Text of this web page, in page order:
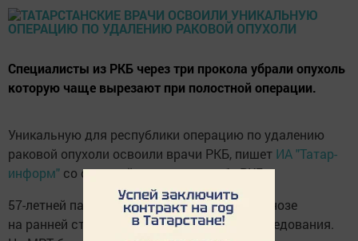
Специалисты из РКБ через три прокола убрали опухоль
которую чаще вырезают при полостной операции.
Уникальную для республики операцию по удалению
раковой опухоли освоили врачи РКБ, пишет ИА "Татар-
информ" со ссылкой на пресс-службу РКБ.
57-летней пациентке стало известно о диагнозе
на ранней стадии, во время планового обследования.